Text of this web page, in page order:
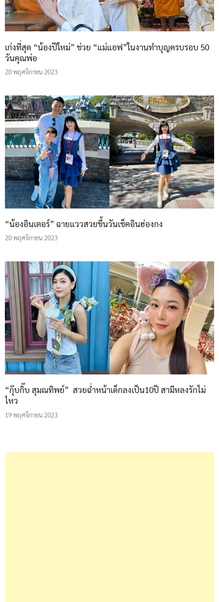
เก่งที่สุด “น้องปีใหม่” ช่วย “แม่แอฟ”ในงานทำบุญครบรอบ 50
วันคุณพ่อ
20 พฤศจิกายน 2023
“น้องอินเตอร์” ฉายแววสวยขึ้นวันเช็คอินฮ่องกง
20 พฤศจิกายน 2023
“กุ๊บกิ๊บ สุมณทิพย์” สวยฉ่ำหน้าเด็กลงเป็น10ปี สามีหลงรักไม่
ไหว
19 พฤศจิกายน 2023